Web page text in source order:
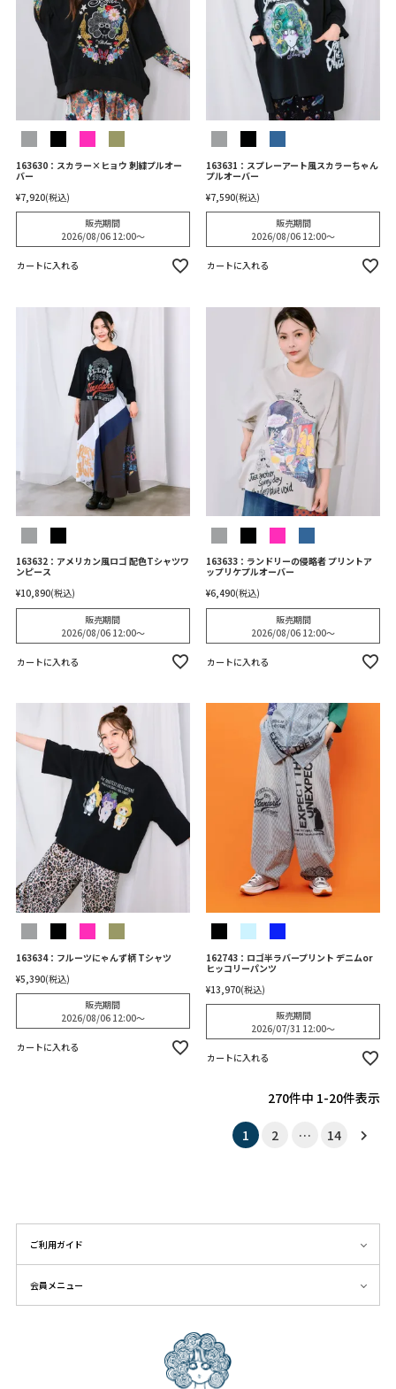
163630：スカラー×ヒョウ 刺繍プルオー
バー
¥7,920 税込
販売期間
2026/08/06 12:00〜
カートに入れる
163631：スプレーアート風スカラーちゃん
プルオーバー
¥7,590 税込
販売期間
2026/08/06 12:00〜
カートに入れる
163632：アメリカン風ロゴ 配色Tシャツワ
ンピース
¥10,890 税込
販売期間
2026/08/06 12:00〜
カートに入れる
163633：ランドリーの侵略者 プリントア
ップリケプルオーバー
¥6,490 税込
販売期間
2026/08/06 12:00〜
カートに入れる
163634：フルーツにゃんず柄 Tシャツ
¥5,390 税込
販売期間
2026/08/06 12:00〜
カートに入れる
162743：ロゴ半ラバープリント デニムor
ヒッコリーパンツ
¥13,970 税込
販売期間
2026/07/31 12:00〜
カートに入れる
270件中 1-20件表示
1 2 … 14
ご利用ガイド
会員メニュー